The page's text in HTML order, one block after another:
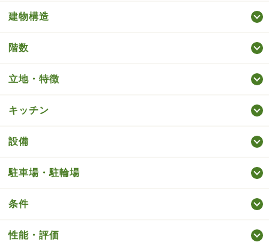
建物構造
階数
立地・特徴
キッチン
設備
駐車場・駐輪場
条件
性能・評価